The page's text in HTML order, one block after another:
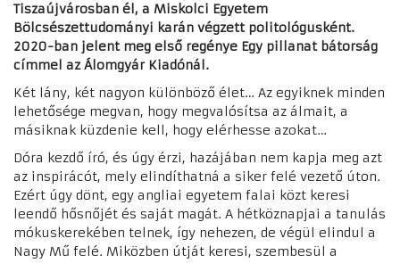
Tiszaújvárosban él, a Miskolci Egyetem
Bölcsészettudományi karán végzett politológusként.
2020-ban jelent meg első regénye Egy pillanat bátorság
címmel az Álomgyár Kiadónál.
Két lány, két nagyon különböző élet… Az egyiknek minden
lehetősége megvan, hogy megvalósítsa az álmait, a
másiknak küzdenie kell, hogy elérhesse azokat…
Dóra kezdő író, és úgy érzi, hazájában nem kapja meg azt
az inspirácót, mely elindíthatná a siker felé vezető úton.
Ezért úgy dönt, egy angliai egyetem falai közt keresi
leendő hősnőjét és saját magát. A hétköznapjai a tanulás
mókuskerekében telnek, így nehezen, de végül elindul a
Nagy Mű felé. Miközben útját keresi, szembesül a